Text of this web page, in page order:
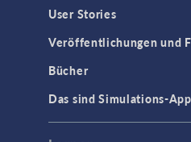
User Stories
Veröffentlichungen und
Bücher
Das sind Simulations-